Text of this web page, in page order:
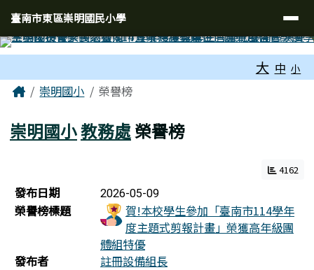
臺南市東區崇明國民小學
導覽列
臺南市東區崇明國民小學
大 中 小
主內容區域
Home崇明國小 榮譽榜
崇明國小教務處榮譽榜
4162
榮譽榜列表
發布日期 2026-05-09
榮譽榜標題
賀!本校學生參加「臺南市114學年
度主題式剪報計畫」榮獲高年級團
體組特優
發布者
註冊設備組長
頁尾區域